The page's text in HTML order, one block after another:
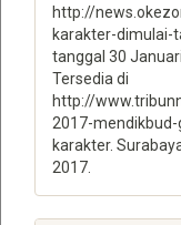
http://
karakter-dimulai-
tanggal 30
Tersedia di
http://
2017-
karakter.
2017.